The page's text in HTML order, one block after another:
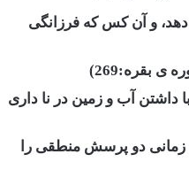
و آن کس که فرزانگی
ی بقره:269)
داشتن آب و زمین در نا داری
زمانی دو پرسش منطقی را